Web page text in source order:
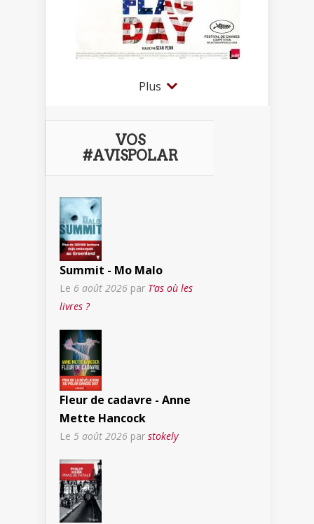
Plus
VOS
#AVISPOLAR
Summit - Mo Malo
Le 6 août 2026 par T’as où les
livres ?
Fleur de cadavre - Anne
Mette Hancock
Le 5 août 2026 par stokely